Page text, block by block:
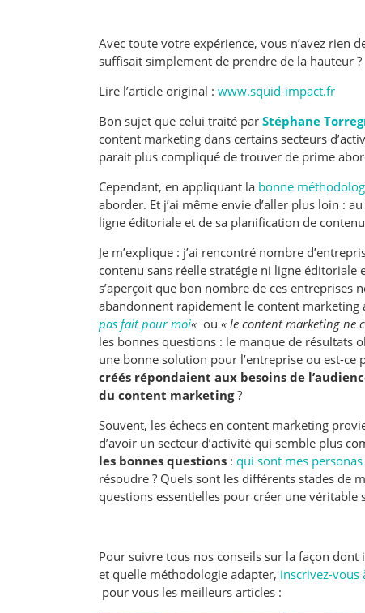
Avec toute votre expérience, vous n’avez rien
suffisait simplement de prendre de la hauteur ?
Lire l’article original : www.squid-impact.fr
Bon sujet que celui traité par Stéphane
content marketing dans certains secteurs
parait plus compliqué de trouver de prime
Cependant, en appliquant la bonne
aborder. Et j’ai même envie d’aller plus loin :
ligne éditoriale et de sa planification de
Je m’explique : j’ai rencontré nombre
contenu sans réelle stratégie ni ligne éditoriale
s’aperçoit que bon nombre de ces entreprises
abandonnent rapidement le content marketing
pas fait pour moi« ou « le content marketing ne
les bonnes questions : le manque de résultats
une bonne solution pour l’entreprise ou est-ce
créés répondaient aux besoins de
du content marketing?
Souvent, les échecs en content marketing
d’avoir un secteur d’activité qui semble plus
les bonnes questions : qui sont mes personas
résoudre ? Quels sont les différents stades de
questions essentielles pour créer une
Pour suivre tous nos conseils sur la façon
et quelle méthodologie adapter, inscrivez-vous
pour vous les meilleurs articles :